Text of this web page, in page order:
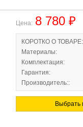
Цена: 8 780 ₽
КОРОТКО О ТОВАРЕ:
Материалы:
Комплектация:
Гарантия:
Производитель::
Выбрать